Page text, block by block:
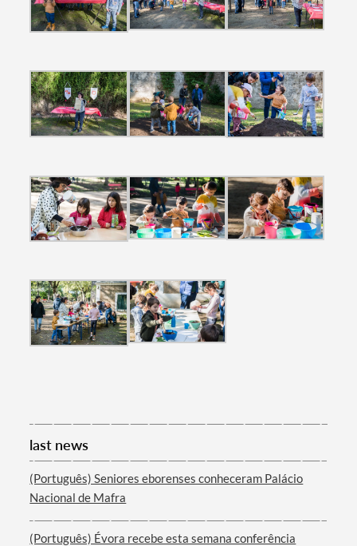
last news
(Português) Seniores eborenses conheceram Palácio
Nacional de Mafra
(Português) Évora recebe esta semana conferência